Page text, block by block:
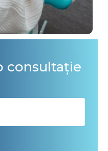
consultație